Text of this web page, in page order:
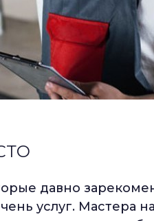
давно
услуг. Мастера